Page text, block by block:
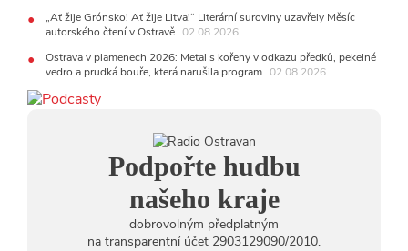
10:02
Kapela Midnight v Rádiu Ostravan: Od minulého
roku jsme upgradovali naši show
AUDIO
21.07.2026
20:09
Na Novou Osmičku míří Bára Zmeková Trio. Výrazná
osobnost české alternativní scény zahraje ve Frýdku-Místku
20.07.2026
Štěrkovna Open Music: Klubová scéna na festivalu
nabídne Krhuta i Beatles
„Ať žije Grónsko! Ať žije Litva!“ Literární suroviny uzavřely Měsíc
autorského čtení v Ostravě 02.08.2026
Ostrava v plamenech 2026: Metal s kořeny v odkazu předků, pekelné
vedro a prudká bouře, která narušila program 02.08.2026
Podpořte hudbu
našeho kraje
dobrovolným předplatným
na transparentní účet 2903129090/2010.